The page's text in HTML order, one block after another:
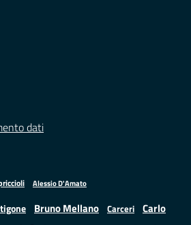
dati
Alessio D'Amato
Bruno Mellano Carceri
Carlo